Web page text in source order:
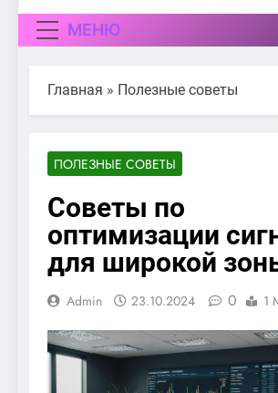
МЕНЮ
Главная » Полезные советы
ПОЛЕЗНЫЕ СОВЕТЫ
Советы по
оптимизации
для широкой
Admin 23.10.2024 0 1